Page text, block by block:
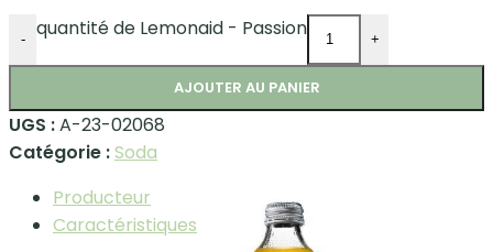
- quantité de Lemonaid - Passion +
AJOUTER AU PANIER
UGS :A-23-02068
Catégorie :Soda
Producteur
Caractéristiques